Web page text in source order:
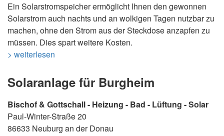
Ein Solarstromspeicher ermöglicht Ihnen den gewonnen
Solarstrom auch nachts und an wolkigen Tagen nutzbar zu
machen, ohne den Strom aus der Steckdose anzapfen zu
müssen. Dies spart weitere Kosten.
> weiterlesen
Solaranlage für Burgheim
Bischof & Gottschall - Heizung - Bad - Lüftung - Solar
Paul-Winter-Straße 20
86633 Neuburg an der Donau